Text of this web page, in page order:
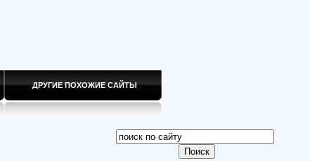
ДРУГИЕ ПОХОЖИЕ САЙТЫ